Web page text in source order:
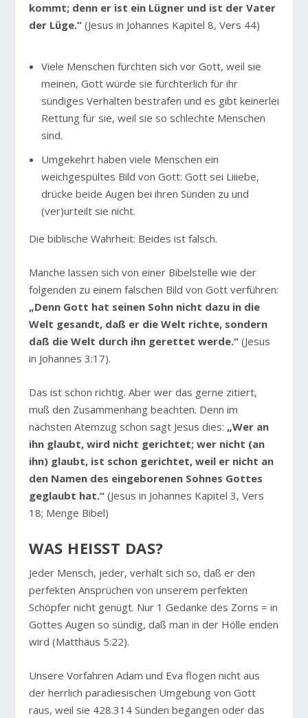
kommt; denn er ist ein Lügner und ist der Vater
der Lüge.” (Jesus in Johannes Kapitel 8, Vers 44)
Viele Menschen fürchten sich vor Gott, weil sie
meinen, Gott würde sie fürchterlich für ihr
sündiges Verhalten bestrafen und es gibt keinerlei
Rettung für sie, weil sie so schlechte Menschen
sind.
Umgekehrt haben viele Menschen ein
weichgespültes Bild von Gott: Gott sei Liiiebe,
drücke beide Augen bei ihren Sünden zu und
(ver)urteilt sie nicht.
Die biblische Wahrheit: Beides ist falsch.
Manche lassen sich von einer Bibelstelle wie der
folgenden zu einem falschen Bild von Gott verführen:
„Denn Gott hat seinen Sohn nicht dazu in die
Welt gesandt, daß er die Welt richte, sondern
daß die Welt durch ihn gerettet werde.“ (Jesus
in Johannes 3:17).
Das ist schon richtig. Aber wer das gerne zitiert,
muß den Zusammenhang beachten. Denn im
nächsten Atemzug schon sagt Jesus dies: „Wer an
ihn glaubt, wird nicht gerichtet; wer nicht (an
ihn) glaubt, ist schon gerichtet, weil er nicht an
den Namen des eingeborenen Sohnes Gottes
geglaubt hat.“ (Jesus in Johannes Kapitel 3, Vers
18; Menge Bibel)
WAS HEISST DAS?
Jeder Mensch, jeder, verhält sich so, daß er den
perfekten Ansprüchen von unserem perfekten
Schöpfer nicht genügt. Nur 1 Gedanke des Zorns = in
Gottes Augen so sündig, daß man in der Hölle enden
wird (Matthäus 5:22).
Unsere Vorfahren Adam und Eva flogen nicht aus
der herrlich paradiesischen Umgebung von Gott
raus, weil sie 428.314 Sünden begangen oder das